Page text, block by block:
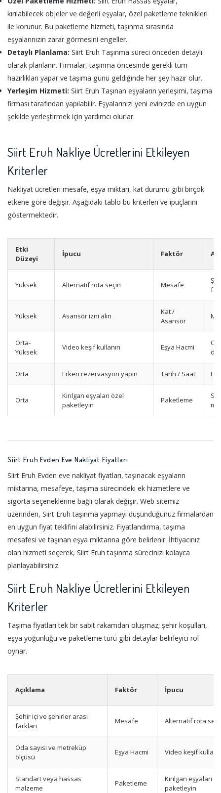
kırılabilecek objeler ve değerli eşyalar, özel paketleme teknikleri
ile korunur. Bu paketleme hizmeti, taşınma sırasında
eşyalarınızın zarar görmesini engeller.
Detaylı Planlama: Siirt Eruh Taşınma süreci önceden detaylı
olarak planlanır. Firmalar, taşınma öncesinde gerekli tüm
hazırlıkları yapar ve taşıma günü geldiğinde her şey hazır olur.
Yerleşim Hizmeti: Siirt Eruh Taşınan eşyaların yerleşimi, taşıma
firması tarafından yapılabilir. Eşyalarınızı yeni evinizde en uygun
şekilde yerleştirmek için yardımcı olurlar.
Siirt Eruh Nakliye Ücretlerini Etkileyen
Kriterler
Nakliyat ücretleri mesafe, eşya miktarı, kat durumu gibi birçok
etkene göre değişir. Aşağıdaki tablo bu kriterleri ve ipuçlarını
göstermektedir.
Etki
Düzeyi
İpucu Faktör
Yüksek Alternatif rota seçin Mesafe
Yüksek Asansör izni alın
Kat /
Asansör
Orta-
Yüksek
Video keşif kullanın Eşya Hacmi
Orta Erken rezervasyon yapın Tarih / Saat
Orta
Kırılgan eşyaları özel
paketleyin
Paketleme
Siirt Eruh Evden Eve Nakliyat Fiyatları
Siirt Eruh Evden eve nakliyat fiyatları, taşınacak eşyaların
miktarına, mesafeye, taşıma sürecindeki ek hizmetlere ve
sigorta seçeneklerine bağlı olarak değişir. Web sitemiz
üzerinden, Siirt Eruh taşınma yapmayı düşündüğünüz firmalardan
en uygun fiyat teklifini alabilirsiniz. Fiyatlandırma, taşıma
mesafesi ve taşınan eşya miktarına göre belirlenir. İhtiyacınız
olan hizmeti seçerek, Siirt Eruh taşınma sürecinizi kolayca
planlayabilirsiniz.
Siirt Eruh Nakliye Ücretlerini Etkileyen
Kriterler
Taşıma fiyatları tek bir sabit rakamdan oluşmaz; şehir koşulları,
eşya yoğunluğu ve paketleme türü gibi detaylar belirleyici rol
oynar.
Açıklama Faktör İpucu
Şehir içi ve şehirler arası
farkları
Mesafe Alternatif rota
Oda sayısı ve metreküp
ölçüsü
Eşya Hacmi Video keşif
Standart veya hassas
malzeme
Paketleme
Kırılgan eşyaları
paketleyin